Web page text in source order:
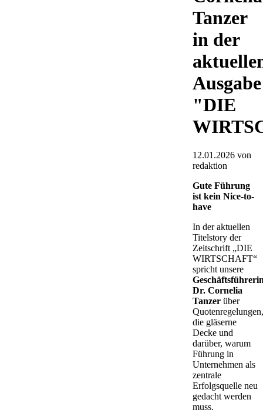
Tanzer
in der
Ausgabe
"DIE
12.01.2026 von
redaktion
Gute Führung
ist kein Nice-to-
have
In der aktuellen
Titelstory der
Zeitschrift „DIE
WIRTSCHAFT“
spricht unsere
Dr. Cornelia
Tanzer über
Quotenregelungen,
die gläserne
Decke und
darüber, warum
Führung in
Unternehmen als
zentrale
Erfolgsquelle neu
gedacht werden
muss.